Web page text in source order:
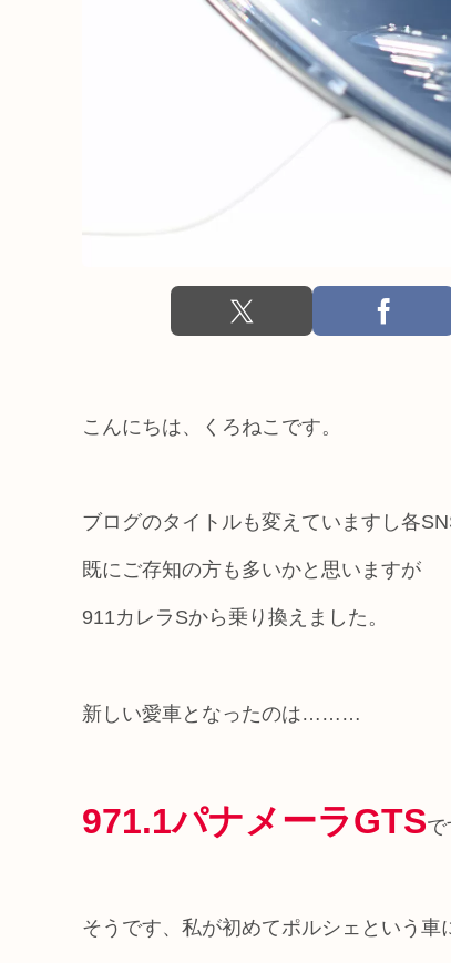
こんにちは、くろねこです。
ブログのタイトルも変えていますし各
既にご存知の方も多いかと思いますが
911カレラSから乗り換えました。
新しい愛車となったのは………
971.1パナメーラGTSで
そうです、私が初めてポルシェという車